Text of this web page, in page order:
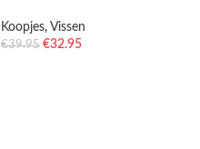
Koopjes, Vissen
€39.95 €32.95